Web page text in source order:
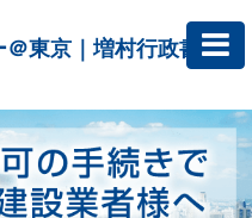
東京｜増村行政書士